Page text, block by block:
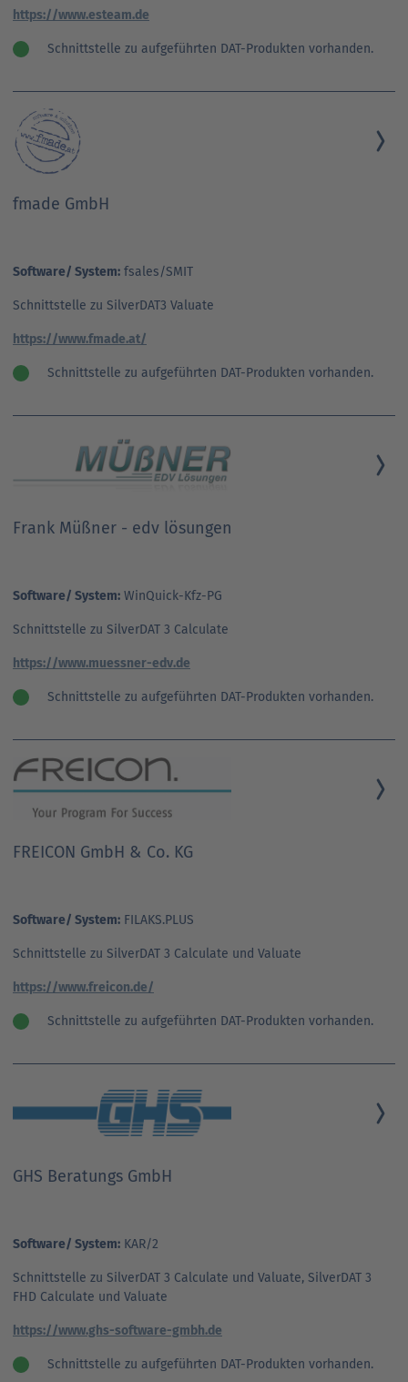
https://www.esteam.de
Schnittstelle zu aufgeführten DAT-Produkten vorhanden.
fmade GmbH
Software/ System: fsales/SMIT
Schnittstelle zu SilverDAT3 Valuate
https://www.fmade.at/
Schnittstelle zu aufgeführten DAT-Produkten vorhanden.
Frank Müßner - edv lösungen
Software/ System: WinQuick-Kfz-PG
Schnittstelle zu SilverDAT 3 Calculate
https://www.muessner-edv.de
Schnittstelle zu aufgeführten DAT-Produkten vorhanden.
FREICON GmbH & Co. KG
Software/ System: FILAKS.PLUS
Schnittstelle zu SilverDAT 3 Calculate und Valuate
https://www.freicon.de/
Schnittstelle zu aufgeführten DAT-Produkten vorhanden.
GHS Beratungs GmbH
Software/ System: KAR/2
Schnittstelle zu SilverDAT 3 Calculate und Valuate, SilverDAT 3
FHD Calculate und Valuate
https://www.ghs-software-gmbh.de
Schnittstelle zu aufgeführten DAT-Produkten vorhanden.